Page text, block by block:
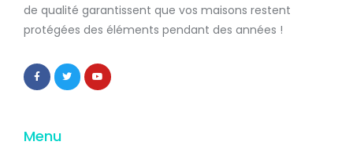
de qualité garantissent que vos maisons restent
protégées des éléments pendant des années !
Menu